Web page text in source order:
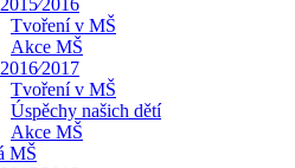
Tvoření v MŠ
Akce MŠ
Tvoření v MŠ
Úspěchy našich dětí
Akce MŠ
MŠ